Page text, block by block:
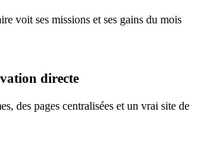
voit ses missions et ses gains du mois
directe
des pages centralisées et un vrai site de